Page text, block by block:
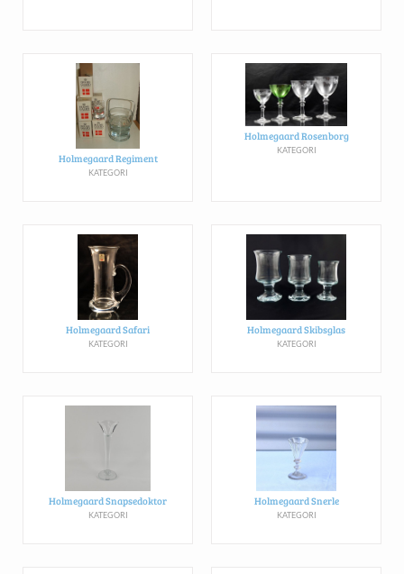
Holmegaard Regiment
KATEGORI
Holmegaard Rosenborg
KATEGORI
Holmegaard Safari
KATEGORI
Holmegaard Skibsglas
KATEGORI
Holmegaard Snapsedoktor
KATEGORI
Holmegaard Snerle
KATEGORI